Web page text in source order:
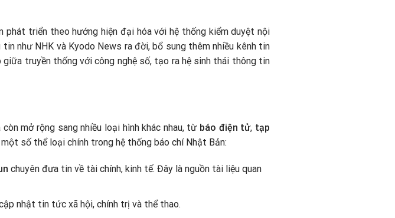
triển theo hướng hiện đại hóa với hệ thống kiểm duyệt nội
như NHK và Kyodo News ra đời, bổ sung thêm nhiều kênh tin
truyền thống với công nghệ số, tạo ra hệ sinh thái thông tin
mở rộng sang nhiều loại hình khác nhau, từ báo điện tử, tạp
số thể loại chính trong hệ thống báo chí Nhật Bản:
chuyên đưa tin về tài chính, kinh tế. Đây là nguồn tài liệu quan
nhật tin tức xã hội, chính trị và thể thao.